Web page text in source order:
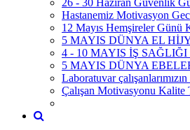
Hastanemiz Motivasyon
12 Mayıs Hemşireler Günü
5 MAYIS DÜNYA EL
4 - 10 MAYIS İŞ
5 MAYIS DÜNYA
Laboratuvar
Çalışan Motivasyonu Kalite